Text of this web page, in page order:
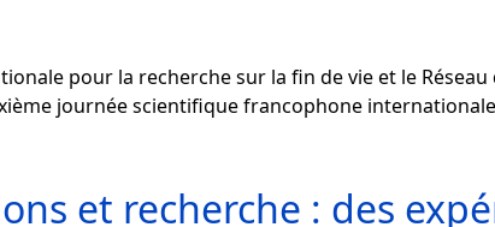
pour la recherche sur la fin de vie et le
journée scientifique francophone
et recherche : des